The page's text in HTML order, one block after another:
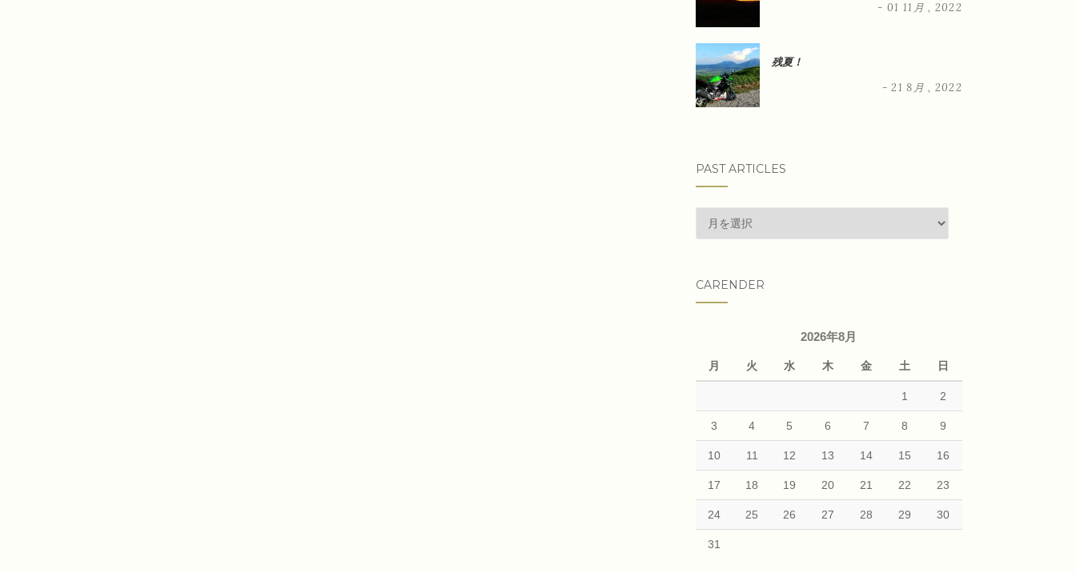
- 01 11月 , 2022
残夏！
- 21 8月 , 2022
PAST ARTICLES
past
articles
CARENDER
2026年8月
月 火 水 木 金 土 日
1 2
3 4 5 6 7 8 9
10 11 12 13 14 15 16
17 18 19 20 21 22 23
24 25 26 27 28 29 30
31